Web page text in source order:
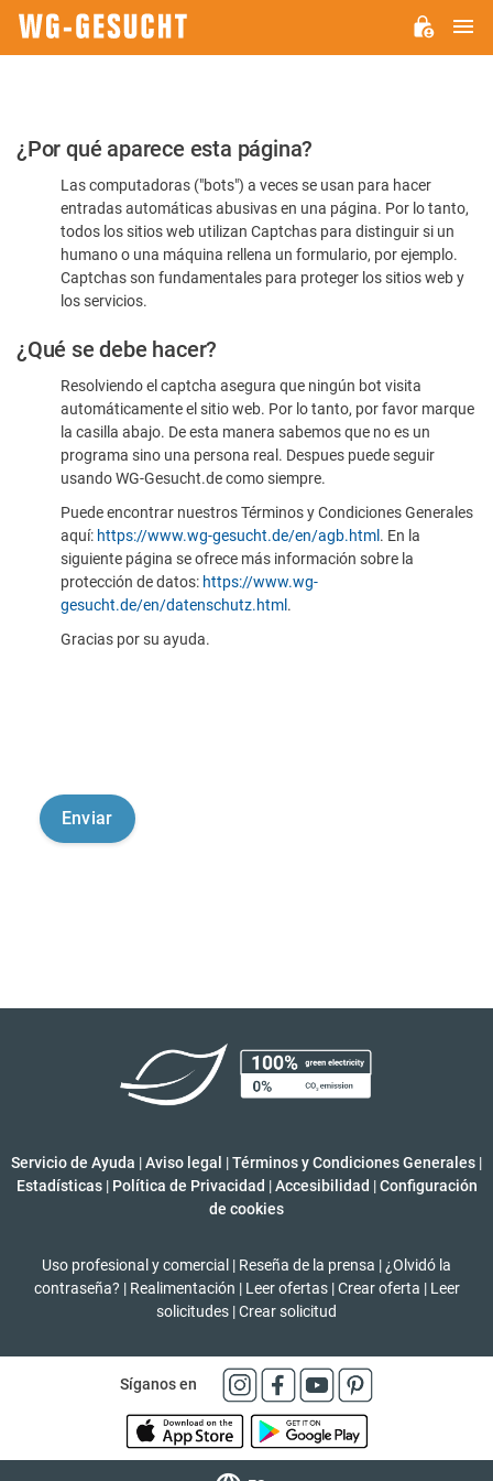
Por
favor,
confirme
humano
¿Por qué aparece esta página?
Las computadoras ("bots") a veces se usan para hacer
entradas automáticas abusivas en una página. Por lo tanto,
todos los sitios web utilizan Captchas para distinguir si un
humano o una máquina rellena un formulario, por ejemplo.
Captchas son fundamentales para proteger los sitios web y
los servicios.
¿Qué se debe hacer?
Resolviendo el captcha asegura que ningún bot visita
automáticamente el sitio web. Por lo tanto, por favor marque
la casilla abajo. De esta manera sabemos que no es un
programa sino una persona real. Despues puede seguir
usando WG-Gesucht.de como siempre.
Puede encontrar nuestros Términos y Condiciones Generales
aquí: https://www.wg-gesucht.de/en/agb.html . En la
siguiente página se ofrece más información sobre la
protección de datos: https://www.wg-
gesucht.de/en/datenschutz.html .
Gracias por su ayuda.
Servicio de Ayuda |Aviso legal |Términos y Condiciones Generales |
Estadísticas | Política de Privacidad | Accesibilidad | Configuración
de cookies
Uso profesional y comercial | Reseña de la prensa | ¿Olvidó la
contraseña? | Realimentación | Leer ofertas | Crear oferta | Leer
solicitudes |Crear solicitud
Síganos en